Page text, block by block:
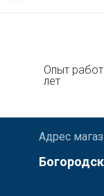
Опыт
лет
Адрес